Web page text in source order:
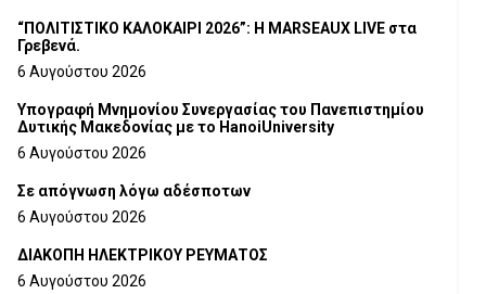
“ΠΟΛΙΤΙΣΤΙΚΟ ΚΑΛΟΚΑΙΡΙ 2026”: Η MARSEAUX LIVE στα
Γρεβενά.
6 Αυγούστου 2026
Υπογραφή Μνημονίου Συνεργασίας του Πανεπιστημίου
Δυτικής Μακεδονίας με το HanoiUniversity
6 Αυγούστου 2026
Σε απόγνωση λόγω αδέσποτων
6 Αυγούστου 2026
ΔΙΑΚΟΠΗ ΗΛΕΚΤΡΙΚΟΥ ΡΕΥΜΑΤΟΣ
6 Αυγούστου 2026